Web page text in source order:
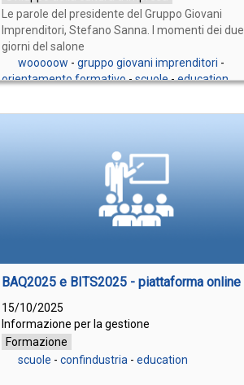
Le parole del presidente del Gruppo Giovani
Imprenditori, Stefano Sanna. I momenti dei due
giorni del salone
wooooow -gruppo giovani imprenditori -
orientamento formativo-scuole-education
BAQ2025 e BITS2025 - piattaforma online
15/10/2025
Informazione per la gestione
Formazione
scuole -confindustria -education